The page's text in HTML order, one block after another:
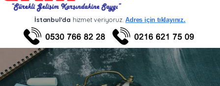
İstanbul'da hizmet veriyoruz.Adres için tıklayınız.